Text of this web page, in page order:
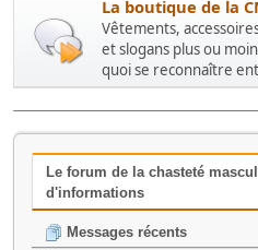
La boutique de la
Vêtements,
et slogans plus ou
quoi se reconnaître
Le forum de la chasteté
d'informations
Messages récents